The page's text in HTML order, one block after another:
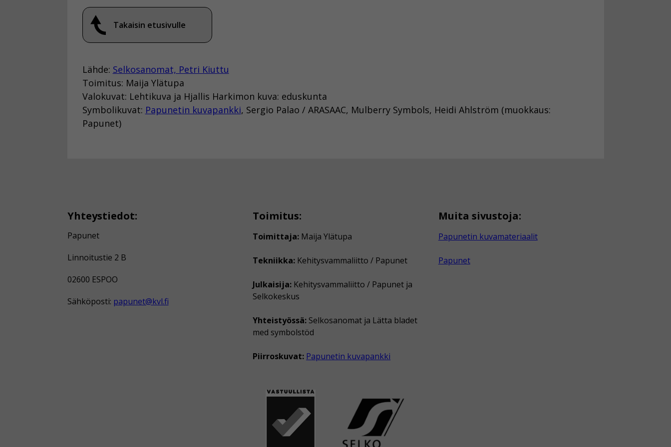
Takaisin etusivulle
Lähde: Selkosanomat, Petri Kiuttu
Toimitus: Maija Ylätupa
Valokuvat: Lehtikuva ja Hjallis Harkimon kuva: eduskunta
Symbolikuvat: Papunetin kuvapankki, Sergio Palao / ARASAAC, Mulberry Symbols, Heidi Ahlström (muokkaus:
Papunet)
Yhteystiedot:
Papunet
Linnoitustie 2 B
02600 ESPOO
Sähköposti: papunet@kvl.fi
Toimitus:
Toimittaja: Maija Ylätupa
Tekniikka: Kehitysvammaliitto / Papunet
Julkaisija: Kehitysvammaliitto / Papunet ja
Selkokeskus
Yhteistyössä: Selkosanomat ja Lätta bladet
med symbolstöd
Piirroskuvat: Papunetin kuvapankki
Muita sivustoja:
Papunetin kuvamateriaalit
Papunet